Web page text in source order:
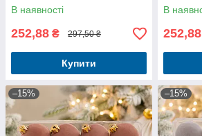
В наявності
252,88 ₴ 297,50 ₴
Купити
В
252,88
–15% –15%